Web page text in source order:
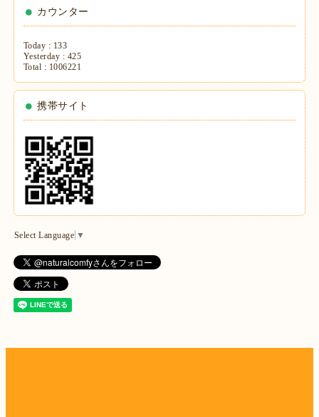
カウンター
Today : 133
Yesterday : 425
Total : 1006221
携帯サイト
Select Language ▼